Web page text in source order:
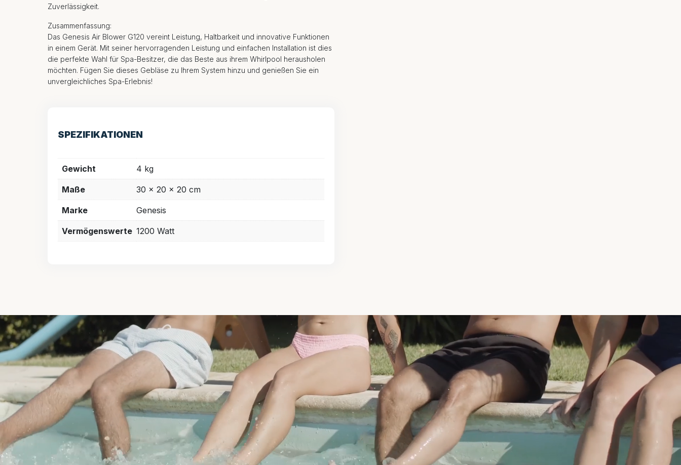
Zuverlässigkeit.
Zusammenfassung:
Das Genesis Air Blower G120 vereint Leistung, Haltbarkeit und innovative Funktionen
in einem Gerät. Mit seiner hervorragenden Leistung und einfachen Installation ist dies
die perfekte Wahl für Spa-Besitzer, die das Beste aus ihrem Whirlpool herausholen
möchten. Fügen Sie dieses Gebläse zu Ihrem System hinzu und genießen Sie ein
unvergleichliches Spa-Erlebnis!
SPEZIFIKATIONEN
Gewicht 4 kg
Maße 30 × 20 × 20 cm
Marke Genesis
Vermögenswerte 1200 Watt